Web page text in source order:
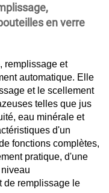
en verre
remplissage et
automatique. Elle
et le scellement
telles que jus
eau minérale et
d'un
fonctions complètes,
pratique, d'une
de remplissage le